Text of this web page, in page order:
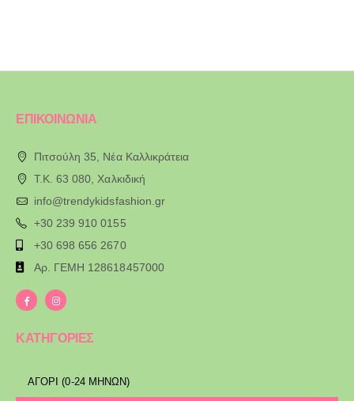
ΕΠΙΚΟΙΝΩΝΙΑ
Πιτσούλη 35, Νέα Καλλικράτεια
T.K. 63 080, Χαλκιδική
info@trendykidsfashion.gr
+30 239 910 0155
+30 698 656 2670
Αρ. ΓΕΜΗ 128618457000
ΚΑΤΗΓΟΡΙΕΣ
ΑΓΟΡΙ (0-24 ΜΗΝΩΝ)